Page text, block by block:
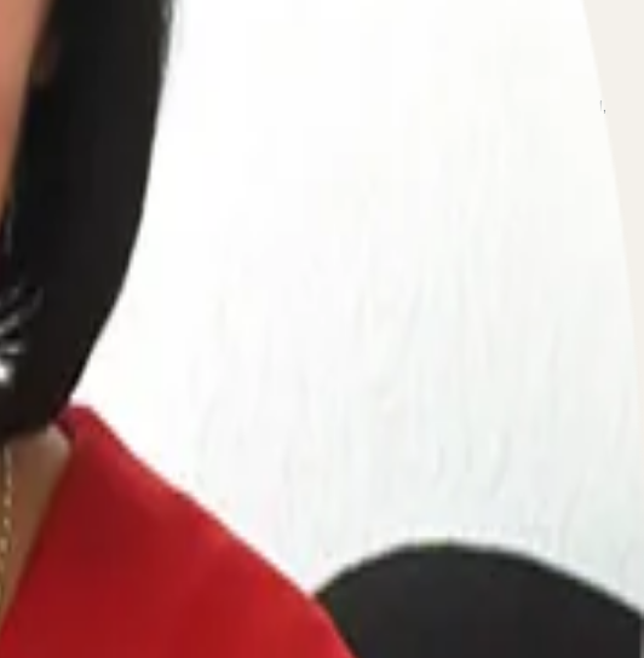
всем возникающим вопросам.
Поэтому рекомендуется проконсультироваться с юристом,